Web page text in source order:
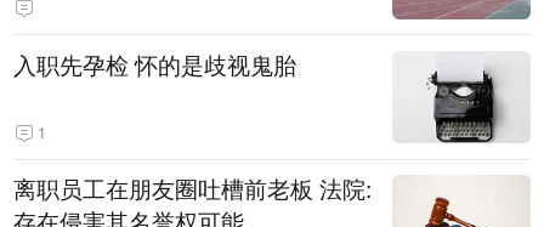
入职先孕检 怀的是歧视鬼胎
1
离职员工在朋友圈吐槽前老板 法院: